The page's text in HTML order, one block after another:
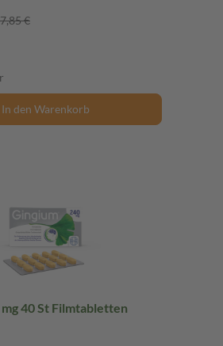
€
In den Warenkorb
40 St Filmtabletten